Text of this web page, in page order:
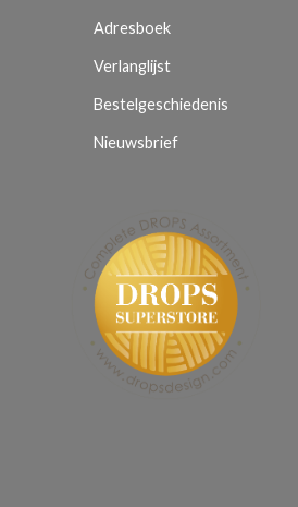
Adresboek
Verlanglijst
Bestelgeschiedenis
Nieuwsbrief